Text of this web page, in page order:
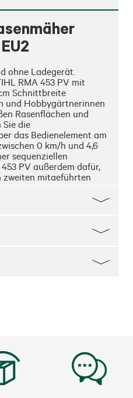
ohne Ladegerät.
RMA 453 PV mit
Schnittbreite
und Hobbygärtnerinnen
Rasenflächen und
Sie die
das Bedienelement am
0 km/h und 4,6
sequenziellen
PV außerdem dafür,
zweiten mitgeführten
manuelle Wechseln der
mit Multi-Messer,
Schnittgut können Sie
auf und ist leicht zu